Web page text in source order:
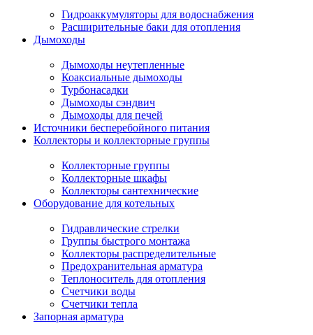
Гидроаккумуляторы для водоснабжения
Расширительные баки для отопления
Дымоходы
Дымоходы неутепленные
Коаксиальные дымоходы
Турбонасадки
Дымоходы сэндвич
Дымоходы для печей
Источники бесперебойного питания
Коллекторы и коллекторные группы
Коллекторные группы
Коллекторные шкафы
Коллекторы сантехнические
Оборудование для котельных
Гидравлические стрелки
Группы быстрого монтажа
Коллекторы распределительные
Предохранительная арматура
Теплоноситель для отопления
Счетчики воды
Счетчики тепла
Запорная арматура